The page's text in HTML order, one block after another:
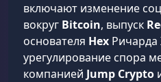
включают изменение
вокруг Bitcoin, выпуск
основателя Hex Ричарда
урегулирование спора
компанией Jump Crypto